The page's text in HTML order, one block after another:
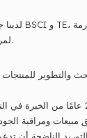
4. لدينا
لمراقبة الجودة أثناء الإنتاج.
والتطوير
مبيعات ومراقبة